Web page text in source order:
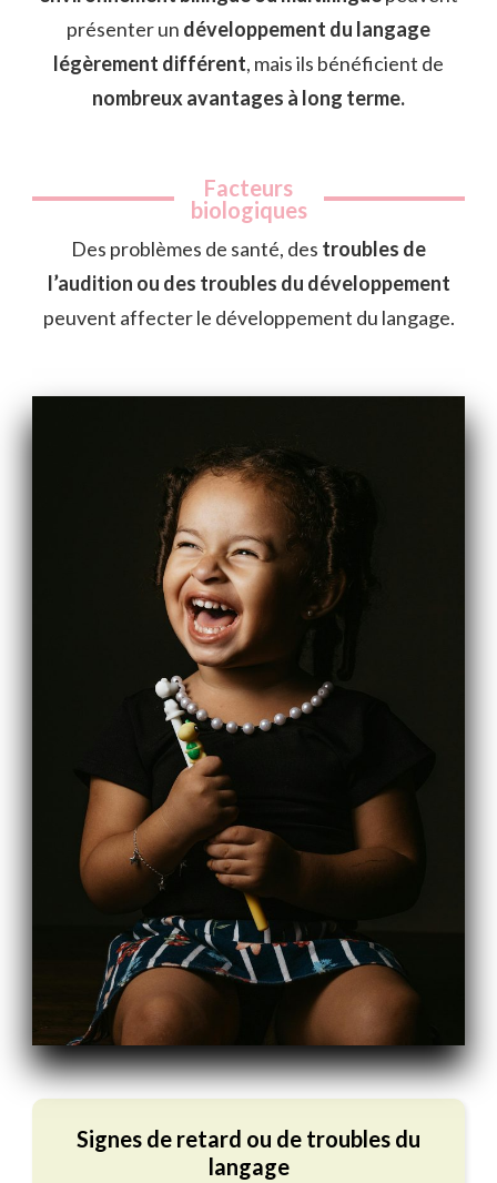
présenter un développement du langage
légèrement différent, mais ils bénéficient de
nombreux avantages à long terme.
Facteurs
biologiques
Des problèmes de santé, des troubles de
l’audition ou des troubles du développement
peuvent affecter le développement du langage.
Signes de retard ou de troubles du
langage